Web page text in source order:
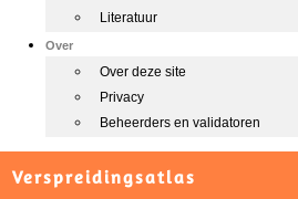
Literatuur
Over
Over deze site
Privacy
Beheerders en validatoren
Verspreidingsatlas